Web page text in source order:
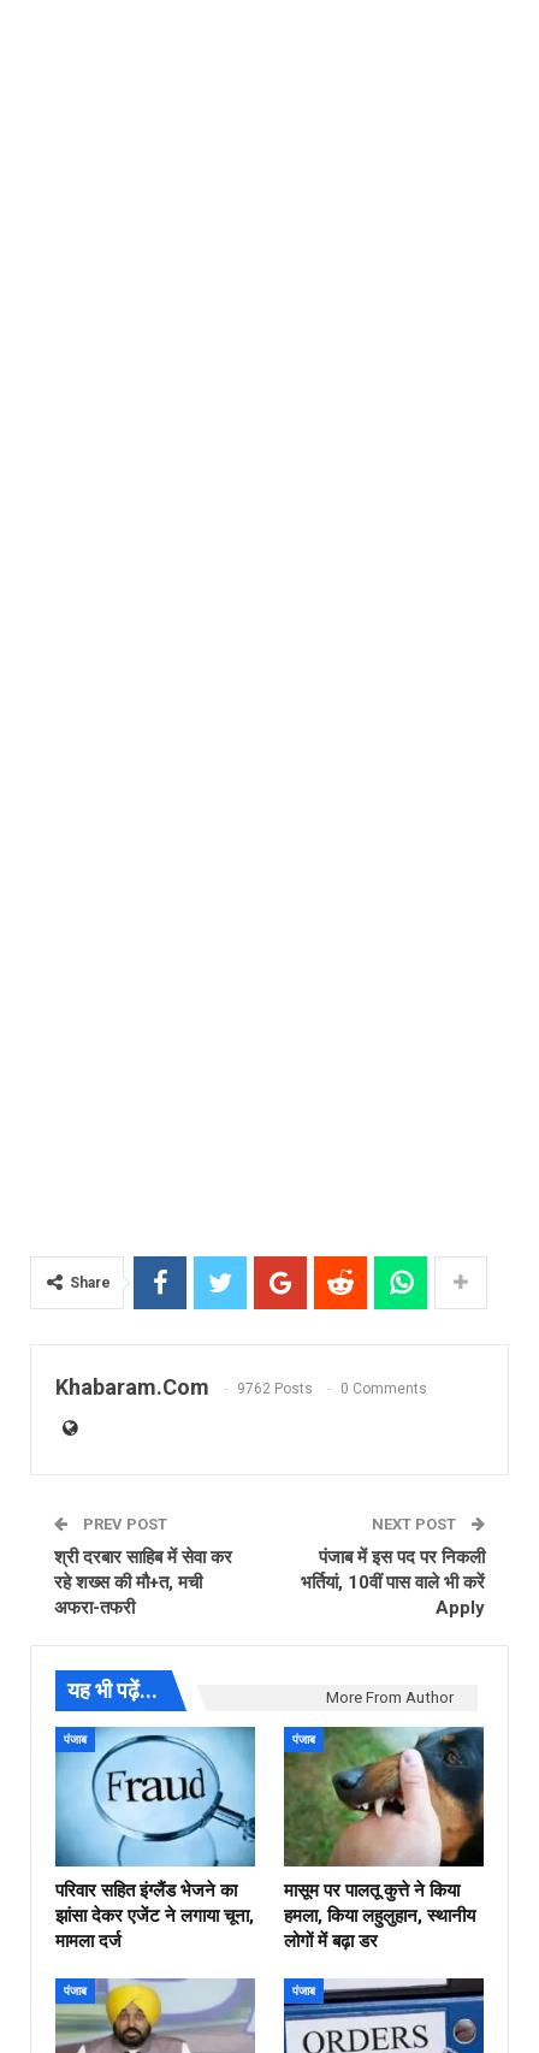
Share
Khabaram.Com 9762 Posts 0 Comments
PREV POST
श्री दरबार साहिब में सेवा कर
रहे शख्स की मौ+त, मची
अफरा-तफरी
NEXT POST
पंजाब में इस पद पर निकली
भर्तियां, 10वीं पास वाले भी करें
Apply
यह भी पढ़ें... More From Author
पंजाब
परिवार सहित इंग्लैंड भेजने का
झांसा देकर एजेंट ने लगाया चूना,
मामला दर्ज
पंजाब
मासूम पर पालतू कुत्ते ने किया
हमला, किया लहुलुहान, स्थानीय
लोगों में बढ़ा डर
पंजाब पंजाब